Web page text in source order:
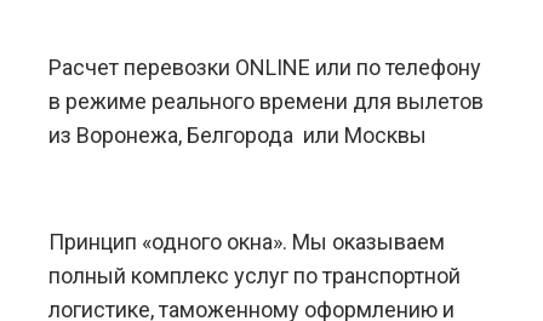
Расчет перевозки ONLINE или по телефону
в режиме реального времени для вылетов
из Воронежа, Белгорода или Москвы
Принцип «одного окна». Мы оказываем
полный комплекс услуг по транспортной
логистике, таможенному оформлению и